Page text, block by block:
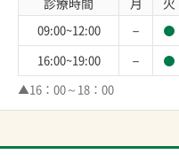
09:00~12:00 －
16:00~19:00 －
▲16：00～18：00